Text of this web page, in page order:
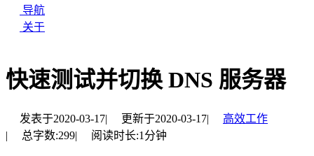
导航
关于
快速测试并切换 DNS 服务器
发表于2020-03-17| 更新于2020-03-17|
高效工作
|
总字数:299| 阅读时长:1分钟